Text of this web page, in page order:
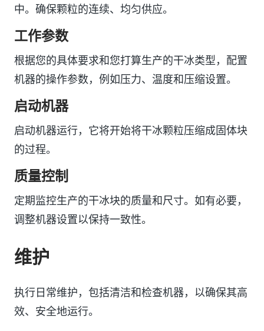
中。确保颗粒的连续、均匀供应。
工作参数
根据您的具体要求和您打算生产的干冰类型，配置
机器的操作参数，例如压力、温度和压缩设置。
启动机器
启动机器运行，它将开始将干冰颗粒压缩成固体块
的过程。
质量控制
定期监控生产的干冰块的质量和尺寸。如有必要，
调整机器设置以保持一致性。
维护
执行日常维护，包括清洁和检查机器，以确保其高
效、安全地运行。